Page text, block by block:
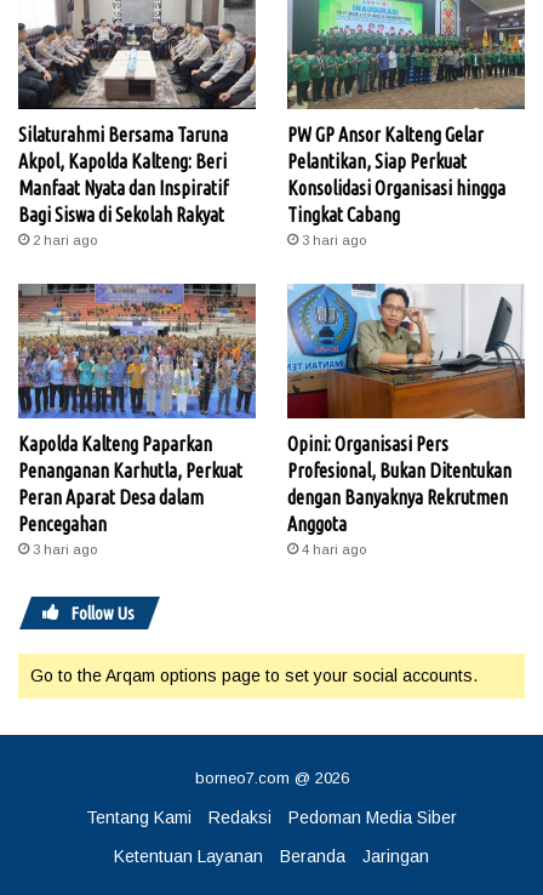
Silaturahmi Bersama Taruna
Akpol, Kapolda Kalteng: Beri
Manfaat Nyata dan Inspiratif
Bagi Siswa di Sekolah Rakyat
2 hari ago
PW GP Ansor Kalteng Gelar
Pelantikan, Siap Perkuat
Konsolidasi Organisasi hingga
Tingkat Cabang
3 hari ago
Kapolda Kalteng Paparkan
Penanganan Karhutla, Perkuat
Peran Aparat Desa dalam
Pencegahan
3 hari ago
Opini: Organisasi Pers
Profesional, Bukan Ditentukan
dengan Banyaknya Rekrutmen
Anggota
4 hari ago
Follow Us
Go to the Arqam options page to set your social accounts.
borneo7.com @ 2026
Tentang Kami Redaksi
Pedoman Media Siber
Ketentuan Layanan
Beranda Jaringan